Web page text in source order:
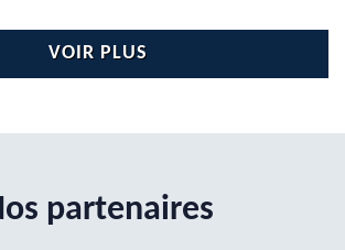
VOIR PLUS
partenaires